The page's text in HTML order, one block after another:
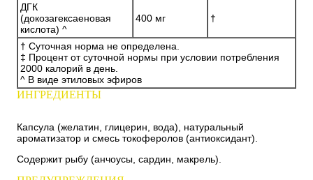
ДГК
(докозагексаеновая
кислота) ^
400 мг †
† Суточная норма не определена.
‡ Процент от суточной нормы при условии потребления
2000 калорий в день.
^ В виде этиловых эфиров
ИНГРЕДИЕНТЫ
Капсула (желатин, глицерин, вода), натуральный
ароматизатор и смесь токоферолов (антиоксидант).
Содержит рыбу (анчоусы, сардин, макрель).